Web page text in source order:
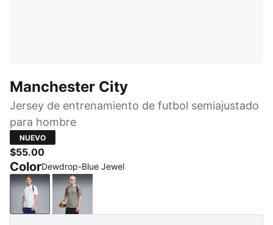
Manchester City
Jersey de entrenamiento de futbol semiajustado
para hombre
NUEVO
$55.00
ColorDewdrop-Blue Jewel
Dewdrop-Blue Jewel
Cast Iron-Flaxen